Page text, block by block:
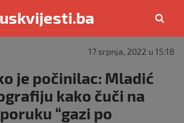
uskvijesti.ba
17 srpnja, 2022 u 15:18
je počinilac: Mladić
kako čuči na
“gazi po